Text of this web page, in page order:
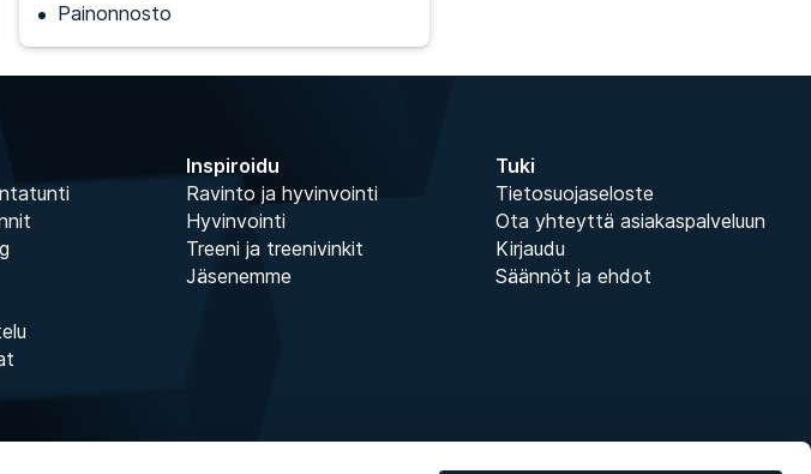
Painonnosto
Inspiroidu
Ravinto ja hyvinvointi
Hyvinvointi
Treeni ja treenivinkit
Jäsenemme
Tuki
Tietosuojaseloste
Ota yhteyttä asiakaspalveluun
Kirjaudu
Säännöt ja ehdot